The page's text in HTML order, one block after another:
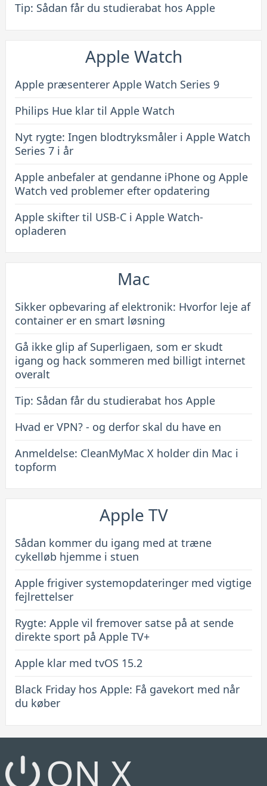
Tip: Sådan får du studierabat hos Apple
Apple Watch
Apple præsenterer Apple Watch Series 9
Philips Hue klar til Apple Watch
Nyt rygte: Ingen blodtryksmåler i Apple Watch
Series 7 i år
Apple anbefaler at gendanne iPhone og Apple
Watch ved problemer efter opdatering
Apple skifter til USB-C i Apple Watch-
opladeren
Mac
Sikker opbevaring af elektronik: Hvorfor leje af
container er en smart løsning
Gå ikke glip af Superligaen, som er skudt
igang og hack sommeren med billigt internet
overalt
Tip: Sådan får du studierabat hos Apple
Hvad er VPN? - og derfor skal du have en
Anmeldelse: CleanMyMac X holder din Mac i
topform
Apple TV
Sådan kommer du igang med at træne
cykelløb hjemme i stuen
Apple frigiver systemopdateringer med vigtige
fejlrettelser
Rygte: Apple vil fremover satse på at sende
direkte sport på Apple TV+
Apple klar med tvOS 15.2
Black Friday hos Apple: Få gavekort med når
du køber
ON X